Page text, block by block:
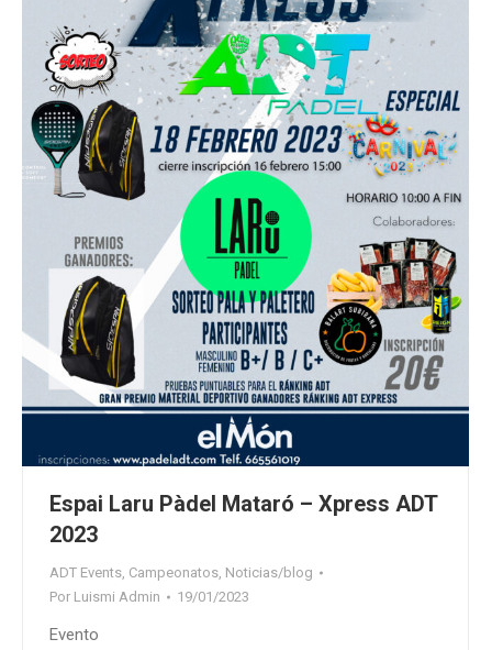
Espai Laru Pàdel Mataró – Xpress ADT
2023
ADT Events Campeonatos Noticias/blog
Por Luismi Admin 19/01/2023
Evento